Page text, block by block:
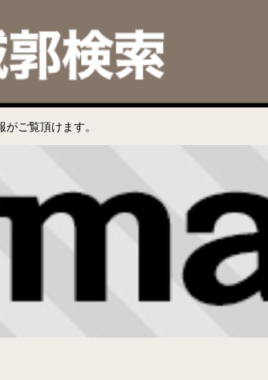
ご覧頂けます。